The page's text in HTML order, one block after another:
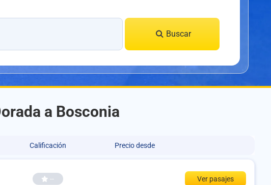
Buscar
a Bosconia
Calificación Precio desde
-- Ver pasajes